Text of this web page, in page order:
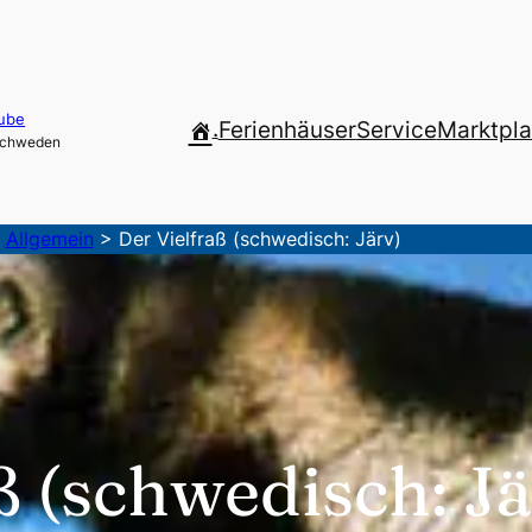
.FerienhäuserService
Allgemein > Der Vielfraß (schwedisch: Järv)
(schwedisch: